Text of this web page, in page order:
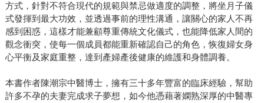
方式，針對不符合現代的規範與禁忌做適度的調整，將坐月子儀
式發揮到最大功效，並透過事前的理性溝通，讓關心的家人不再
感到困惑，這樣才能兼顧尊重傳統文化儀式，也能降低家人間的
觀念衝突，使每一個成員都能重新確認自己的角色，恢復婦女身
心平衡及家庭重整，達到產婦產後健康的維護和身體調養。
本書作者陳潮宗中醫博士，擁有三十多年豐富的臨床經驗，幫助
許多不孕的夫妻完成求子夢想，如今他憑藉著嫻熟深厚的中醫專